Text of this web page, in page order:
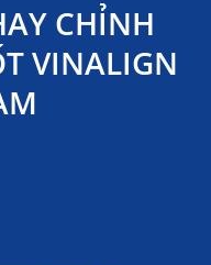
CHỈNH
VINALIGN